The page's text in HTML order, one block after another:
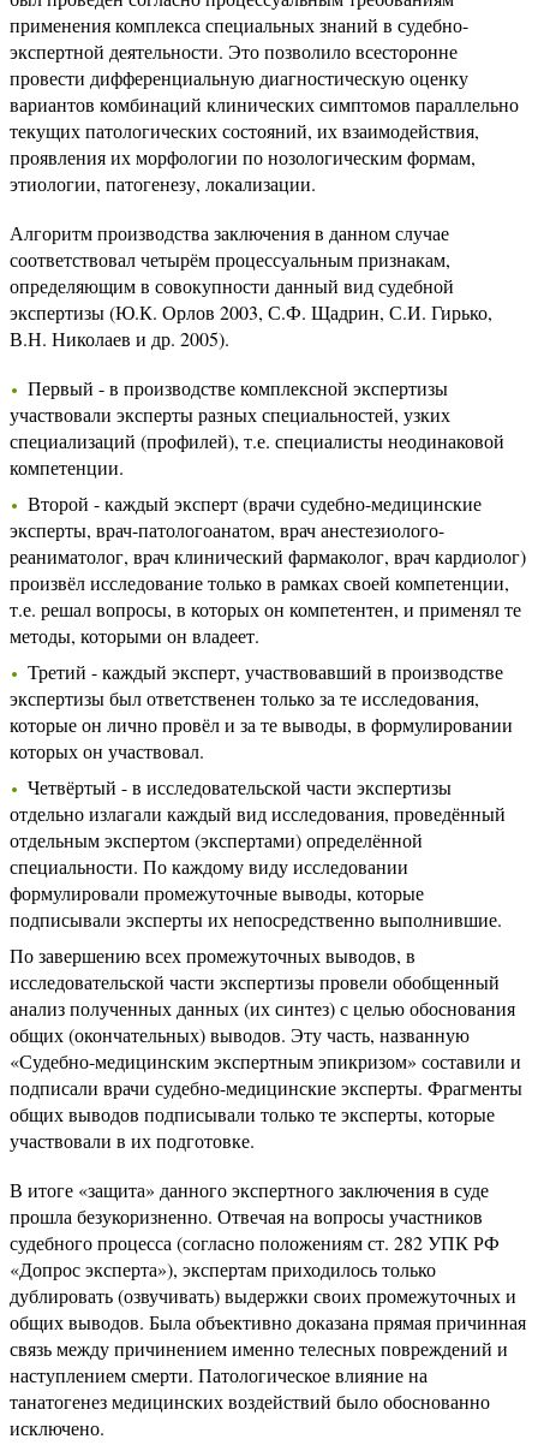
применения комплекса специальных знаний в судебно-
экспертной деятельности. Это позволило всесторонне
провести дифференциальную диагностическую оценку
вариантов комбинаций клинических симптомов параллельно
текущих патологических состояний, их взаимодействия,
проявления их морфологии по нозологическим формам,
этиологии, патогенезу, локализации.
Алгоритм производства заключения в данном случае
соответствовал четырём процессуальным признакам,
определяющим в совокупности данный вид судебной
экспертизы (Ю.К. Орлов 2003, С.Ф. Щадрин, С.И. Гирько,
В.Н. Николаев и др. 2005).
Первый - в производстве комплексной экспертизы
участвовали эксперты разных специальностей, узких
специализаций (профилей), т.е. специалисты неодинаковой
компетенции.
Второй - каждый эксперт (врачи судебно-медицинские
эксперты, врач-патологоанатом, врач анестезиолого-
реаниматолог, врач клинический фармаколог, врач кардиолог)
произвёл исследование только в рамках своей компетенции,
т.е. решал вопросы, в которых он компетентен, и применял те
методы, которыми он владеет.
Третий - каждый эксперт, участвовавший в производстве
экспертизы был ответственен только за те исследования,
которые он лично провёл и за те выводы, в формулировании
которых он участвовал.
Четвёртый - в исследовательской части экспертизы
отдельно излагали каждый вид исследования, проведённый
отдельным экспертом (экспертами) определённой
специальности. По каждому виду исследовании
формулировали промежуточные выводы, которые
подписывали эксперты их непосредственно выполнившие.
По завершению всех промежуточных выводов, в
исследовательской части экспертизы провели обобщенный
анализ полученных данных (их синтез) с целью обоснования
общих (окончательных) выводов. Эту часть, названную
«Судебно-медицинским экспертным эпикризом» составили и
подписали врачи судебно-медицинские эксперты. Фрагменты
общих выводов подписывали только те эксперты, которые
участвовали в их подготовке.
В итоге «защита» данного экспертного заключения в суде
прошла безукоризненно. Отвечая на вопросы участников
судебного процесса (согласно положениям ст. 282 УПК РФ
«Допрос эксперта»), экспертам приходилось только
дублировать (озвучивать) выдержки своих промежуточных и
общих выводов. Была объективно доказана прямая причинная
связь между причинением именно телесных повреждений и
наступлением смерти. Патологическое влияние на
танатогенез медицинских воздействий было обоснованно
исключено.